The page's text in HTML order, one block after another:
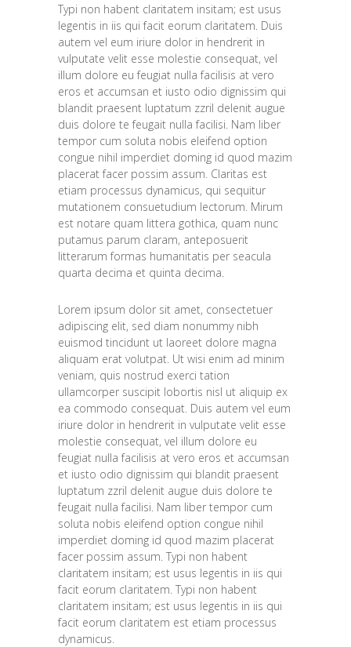
Typi non habent claritatem insitam; est usus
legentis in iis qui facit eorum claritatem. Duis
autem vel eum iriure dolor in hendrerit in
vulputate velit esse molestie consequat, vel
illum dolore eu feugiat nulla facilisis at vero
eros et accumsan et iusto odio dignissim qui
blandit praesent luptatum zzril delenit augue
duis dolore te feugait nulla facilisi. Nam liber
tempor cum soluta nobis eleifend option
congue nihil imperdiet doming id quod mazim
placerat facer possim assum. Claritas est
etiam processus dynamicus, qui sequitur
mutationem consuetudium lectorum. Mirum
est notare quam littera gothica, quam nunc
putamus parum claram, anteposuerit
litterarum formas humanitatis per seacula
quarta decima et quinta decima.
Lorem ipsum dolor sit amet, consectetuer
adipiscing elit, sed diam nonummy nibh
euismod tincidunt ut laoreet dolore magna
aliquam erat volutpat. Ut wisi enim ad minim
veniam, quis nostrud exerci tation
ullamcorper suscipit lobortis nisl ut aliquip ex
ea commodo consequat. Duis autem vel eum
iriure dolor in hendrerit in vulputate velit esse
molestie consequat, vel illum dolore eu
feugiat nulla facilisis at vero eros et accumsan
et iusto odio dignissim qui blandit praesent
luptatum zzril delenit augue duis dolore te
feugait nulla facilisi. Nam liber tempor cum
soluta nobis eleifend option congue nihil
imperdiet doming id quod mazim placerat
facer possim assum. Typi non habent
claritatem insitam; est usus legentis in iis qui
facit eorum claritatem. Typi non habent
claritatem insitam; est usus legentis in iis qui
facit eorum claritatem est etiam processus
dynamicus.